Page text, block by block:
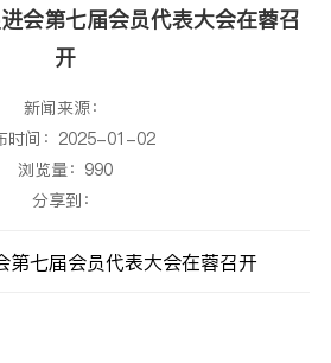
会第七届会员代表大会在蓉召
开
新闻来源：
时间：2025-01-02
浏览量：990
分享到：
第七届会员代表大会在蓉召开